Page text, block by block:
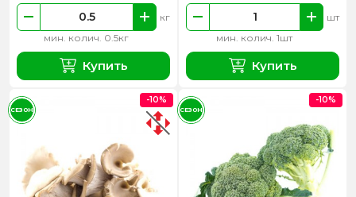
мин. колич. 0.5кг
кг
Купить
мин. колич. 1шт
шт
Купить
-10%
СЕЗОН
-10%
СЕЗОН